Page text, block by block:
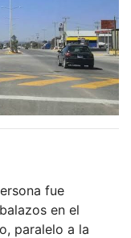
fue
en el
paralelo a la